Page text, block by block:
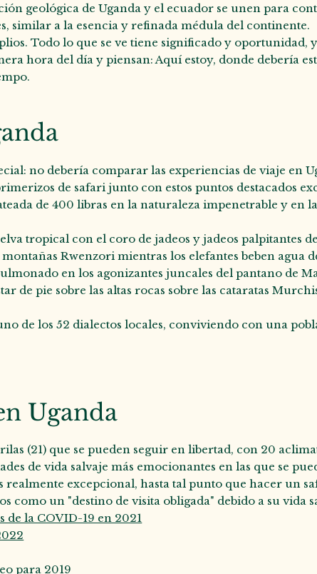
geológica de Uganda y el ecuador se unen para
similar a la esencia y refinada médula del continente.
Todo lo que se ve tiene significado y oportunidad,
hora del día y piensan: Aquí estoy, donde debería
no debería comparar las experiencias de viaje en
de safari junto con estos puntos destacados
de 400 libras en la naturaleza impenetrable y en
tropical con el coro de jadeos y jadeos palpitantes
Rwenzori mientras los elefantes beben agua
en los agonizantes juncales del pantano de
de pie sobre las altas rocas sobre las cataratas
de los 52 dialectos locales, conviviendo con una
Uganda
(21) que se pueden seguir en libertad, con 20
de vida salvaje más emocionantes en las que se
excepcional, hasta tal punto que hacer un
como un "destino de visita obligada" debido a su vida
de la COVID-19 en 2021
para 2019